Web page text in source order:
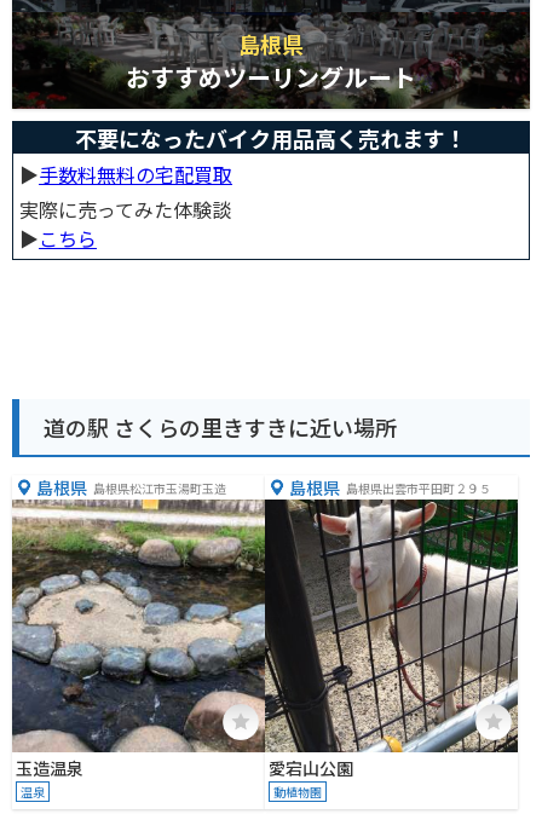
島根県
おすすめツーリングルート
不要になったバイク用品高く売れます！
▶︎手数料無料の宅配買取
実際に売ってみた体験談
▶︎こちら
道の駅 さくらの里きすきに近い場所
島根県 島根県松江市玉湯町玉造
玉造温泉
温泉
島根県 島根県出雲市平田町２９５
愛宕山公園
動植物園